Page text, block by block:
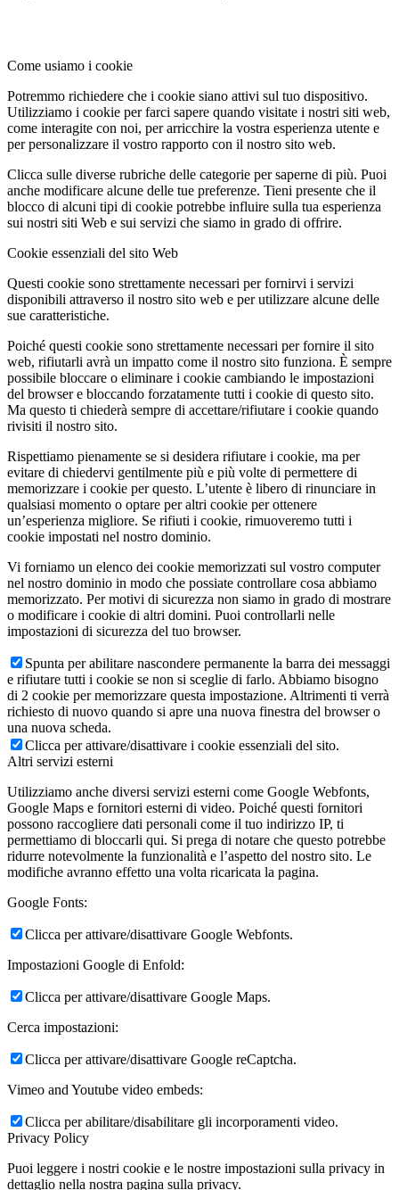
Come usiamo i cookie
Potremmo richiedere che i cookie siano attivi sul tuo dispositivo.
Utilizziamo i cookie per farci sapere quando visitate i nostri siti web,
come interagite con noi, per arricchire la vostra esperienza utente e
per personalizzare il vostro rapporto con il nostro sito web.
Clicca sulle diverse rubriche delle categorie per saperne di più. Puoi
anche modificare alcune delle tue preferenze. Tieni presente che il
blocco di alcuni tipi di cookie potrebbe influire sulla tua esperienza
sui nostri siti Web e sui servizi che siamo in grado di offrire.
Cookie essenziali del sito Web
Questi cookie sono strettamente necessari per fornirvi i servizi
disponibili attraverso il nostro sito web e per utilizzare alcune delle
sue caratteristiche.
Poiché questi cookie sono strettamente necessari per fornire il sito
web, rifiutarli avrà un impatto come il nostro sito funziona. È sempre
possibile bloccare o eliminare i cookie cambiando le impostazioni
del browser e bloccando forzatamente tutti i cookie di questo sito.
Ma questo ti chiederà sempre di accettare/rifiutare i cookie quando
rivisiti il nostro sito.
Rispettiamo pienamente se si desidera rifiutare i cookie, ma per
evitare di chiedervi gentilmente più e più volte di permettere di
memorizzare i cookie per questo. L’utente è libero di rinunciare in
qualsiasi momento o optare per altri cookie per ottenere
un’esperienza migliore. Se rifiuti i cookie, rimuoveremo tutti i
cookie impostati nel nostro dominio.
Vi forniamo un elenco dei cookie memorizzati sul vostro computer
nel nostro dominio in modo che possiate controllare cosa abbiamo
memorizzato. Per motivi di sicurezza non siamo in grado di mostrare
o modificare i cookie di altri domini. Puoi controllarli nelle
impostazioni di sicurezza del tuo browser.
Spunta per abilitare nascondere permanente la barra dei messaggi
e rifiutare tutti i cookie se non si sceglie di farlo. Abbiamo bisogno
di 2 cookie per memorizzare questa impostazione. Altrimenti ti verrà
richiesto di nuovo quando si apre una nuova finestra del browser o
una nuova scheda.
Clicca per attivare/disattivare i cookie essenziali del sito.
Altri servizi esterni
Utilizziamo anche diversi servizi esterni come Google Webfonts,
Google Maps e fornitori esterni di video. Poiché questi fornitori
possono raccogliere dati personali come il tuo indirizzo IP, ti
permettiamo di bloccarli qui. Si prega di notare che questo potrebbe
ridurre notevolmente la funzionalità e l’aspetto del nostro sito. Le
modifiche avranno effetto una volta ricaricata la pagina.
Google Fonts:
Clicca per attivare/disattivare Google Webfonts.
Impostazioni Google di Enfold:
Clicca per attivare/disattivare Google Maps.
Cerca impostazioni:
Clicca per attivare/disattivare Google reCaptcha.
Vimeo and Youtube video embeds:
Clicca per abilitare/disabilitare gli incorporamenti video.
Privacy Policy
Puoi leggere i nostri cookie e le nostre impostazioni sulla privacy in
dettaglio nella nostra pagina sulla privacy.